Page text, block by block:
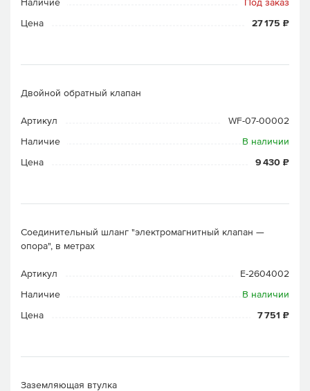
Цена
27 175 ₽
Двойной обратный клапан
Артикул
WF-07-00002
Наличие
В наличии
Цена
9 430 ₽
Соединительный шланг "электромагнитный клапан —
опора", в метрах
Артикул
E-2604002
Наличие
В наличии
Цена
7 751 ₽
Заземляющая втулка